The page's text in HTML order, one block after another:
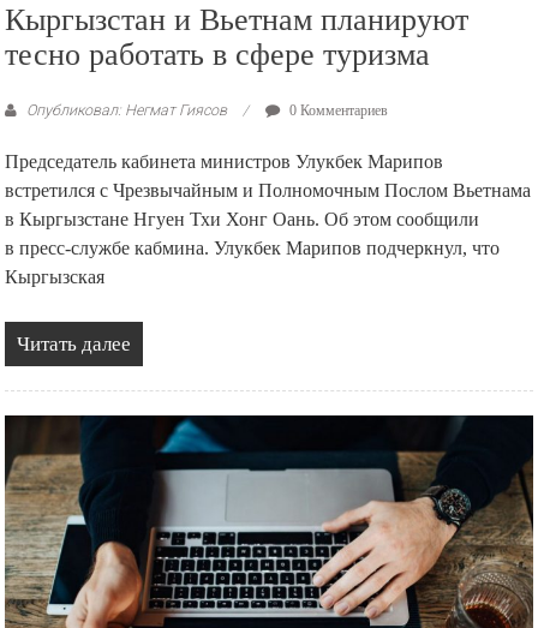
Кыргызстан и Вьетнам планируют
тесно работать в сфере туризма
Опубликовал: Негмат Гиясов 0 Комментариев
Председатель кабинета министров Улукбек Марипов
встретился с Чрезвычайным и Полномочным Послом Вьетнама
в Кыргызстане Нгуен Тхи Хонг Оань. Об этом сообщили
в пресс-службе кабмина. Улукбек Марипов подчеркнул, что
Кыргызская
Читать далее